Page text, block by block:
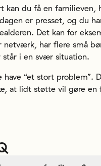
kan du få en familieven,
er presset, og du
Det kan for
netværk, har flere små
i en svær situation.
have “et stort problem”.
at lidt støtte vil gøre en